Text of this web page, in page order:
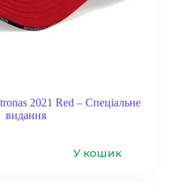
2021 Red – Спеціальне
видання
У кошик